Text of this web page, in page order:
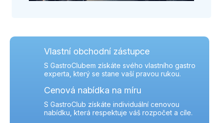
Vlastní obchodní zástupce
S GastroClubem získáte svého vlastního gastro
experta, který se stane vaší pravou rukou.
Cenová nabídka na míru
S GastroClub získáte individuální cenovou
nabídku, která respektuje váš rozpočet a cíle.